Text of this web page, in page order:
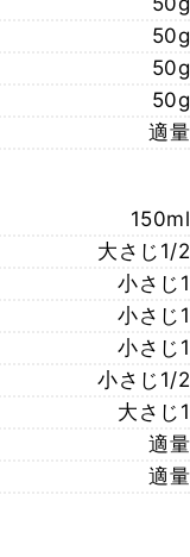
50g
50g
50g
適量
150ml
大さじ1/2
小さじ1
小さじ1
小さじ1
小さじ1/2
大さじ1
適量
適量